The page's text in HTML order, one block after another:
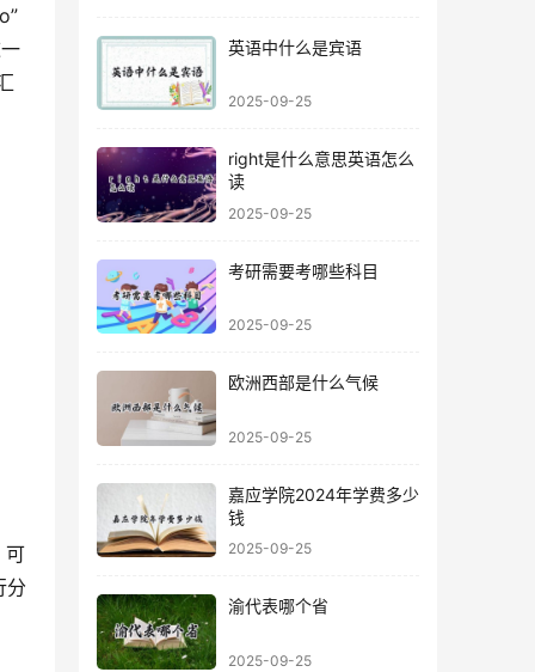
可
分
英语中什么是宾语
2025-09-25
right是什么意思英语怎么
读
2025-09-25
考研需要考哪些科目
2025-09-25
欧洲西部是什么气候
2025-09-25
嘉应学院2024年学费多少
钱
2025-09-25
渝代表哪个省
2025-09-25